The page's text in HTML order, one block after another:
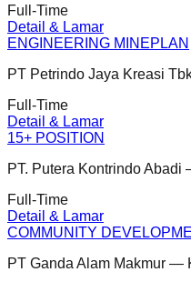
Full-Time
Detail & Lamar
ENGINEERING MINEPLAN
PT Petrindo Jaya Kreasi
Full-Time
Detail & Lamar
15+ POSITION
PT. Putera Kontrindo Abadi
Full-Time
Detail & Lamar
COMMUNITY
PT Ganda Alam Makmur —